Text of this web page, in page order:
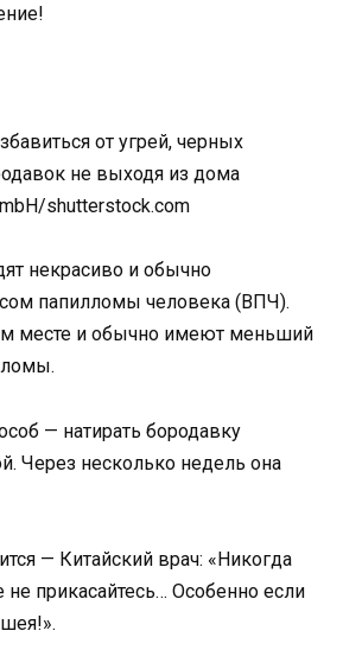
shutterstock.com
некрасиво и обычно
папилломы человека (ВПЧ).
месте и обычно имеют меньший
— натирать бородавку
Через несколько недель она
— Китайский врач: «Никогда
не прикасайтесь… Особенно если